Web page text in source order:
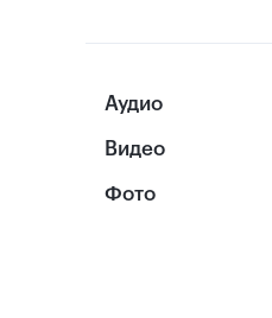
Аудио
Видео
Фото